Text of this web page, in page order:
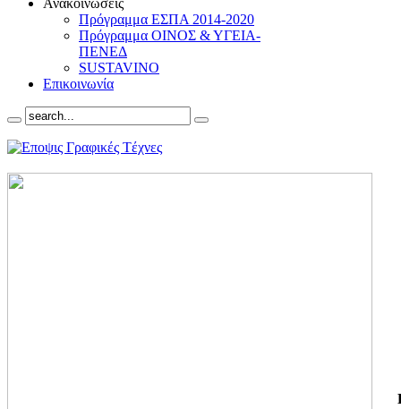
Ανακοινώσεις
Πρόγραμμα ΕΣΠΑ 2014-2020
Πρόγραμμα ΟΙΝΟΣ & ΥΓΕΙΑ-
ΠΕΝΕΔ
SUSTAVINO
Επικοινωνία